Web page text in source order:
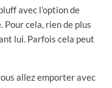
avec l’option de
Pour cela, rien de plus
lui. Parfois cela peut
allez emporter avec